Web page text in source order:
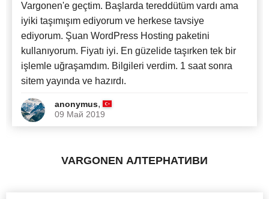
Vargonen'e geçtim. Başlarda tereddütüm vardı ama
iyiki taşımışım ediyorum ve herkese tavsiye
ediyorum. Şuan WordPress Hosting paketini
kullanıyorum. Fiyatı iyi. En güzelide taşırken tek bir
işlemle uğraşamdım. Bilgileri verdim. 1 saat sonra
sitem yayında ve hazırdı.
anonymus,
09 Май 2019
VARGONEN АЛТЕРНАТИВИ